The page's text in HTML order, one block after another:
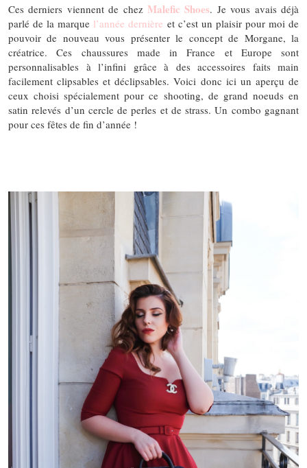
Ces derniers viennent de chez Malefic Shoes. Je vous avais déjà
parlé de la marque l’année dernière et c’est un plaisir pour moi de
pouvoir de nouveau vous présenter le concept de Morgane, la
créatrice. Ces chaussures made in France et Europe sont
personnalisables à l’infini grâce à des accessoires faits main
facilement clipsables et déclipsables. Voici donc ici un aperçu de
ceux choisi spécialement pour ce shooting, de grand noeuds en
satin relevés d’un cercle de perles et de strass. Un combo gagnant
pour ces fêtes de fin d’année !